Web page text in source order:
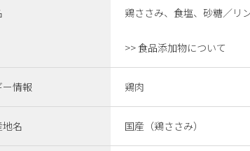
鶏ささみ、食塩、砂糖／リ
>> 食品添加物について
情報 鶏肉
名 国産（鶏ささみ）